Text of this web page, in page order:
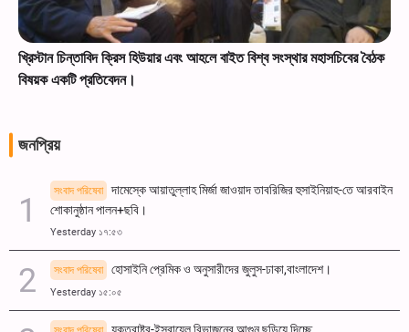
মহাসচিবের বৈঠক সৌদি তেল ট্যাঙ্কারে আবারও ক্ষেপণাস্ত্র নিক্ষেপ করল ইয়েমেন
জনপ্রিয়
সংবাদ পরিষেবা
দামেস্কে আয়াতুল্লাহ মির্জা জাওয়াদ তাবরিজির হুসাইনিয়াহ-তে আরবাইন
শোকানুষ্ঠান পালন+ছবি।
Yesterday ১৭:৫৩
সংবাদ পরিষেবা হোসাইনি প্রেমিক ও অনুসারীদের জুলুস-ঢাকা,বাংলাদেশ।
Yesterday ১৫:০৫